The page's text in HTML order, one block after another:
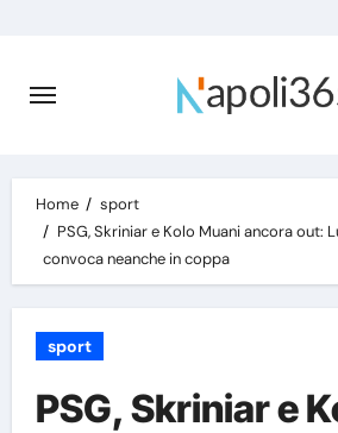
content
Home
sport
PSG, Skriniar e Kolo Muani ancora out:
convoca neanche in coppa
sport
PSG, Skriniar e